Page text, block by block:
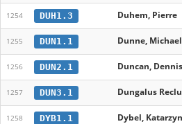
1254 DUH1.3 Duhem, Pierre
1255 DUN1.1 Dunne,
1256 DUN2.1 Duncan,
1257 DUN3.1 Dungalus
1258 DYB1.1 Dybel,